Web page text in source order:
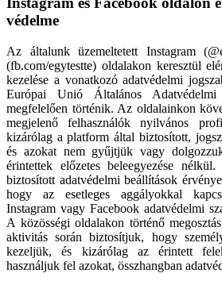
védelme
Az általunk üzemeltetett Instagram
(fb.com/egytestte) oldalakon keresztül
kezelése a vonatkozó adatvédelmi
Európai Unió Általános Adatvédelmi
megfelelően történik. Az oldalainkon
megjelenő felhasználók nyilvános
kizárólag a platform által biztosított,
és azokat nem gyűjtjük vagy
érintettek előzetes beleegyezése
biztosított adatvédelmi beállítások
hogy az esetleges aggályokkal
Instagram vagy Facebook adatvédelmi
A közösségi oldalakon történő
aktivitás során biztosítjuk, hogy
kezeljük, és kizárólag az érintett
használjuk fel azokat, összhangban